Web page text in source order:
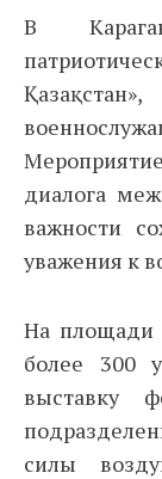
В
диалога
важности
уважения к
На площади
более 300
выставку
силы